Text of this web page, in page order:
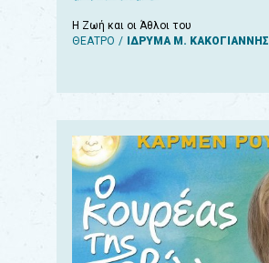
Η Ζωή και οι Άθλοι του
ΘΕΑΤΡΟ
ΙΔΡΥΜΑ Μ. ΚΑΚΟΓΙΑΝΝΗΣ